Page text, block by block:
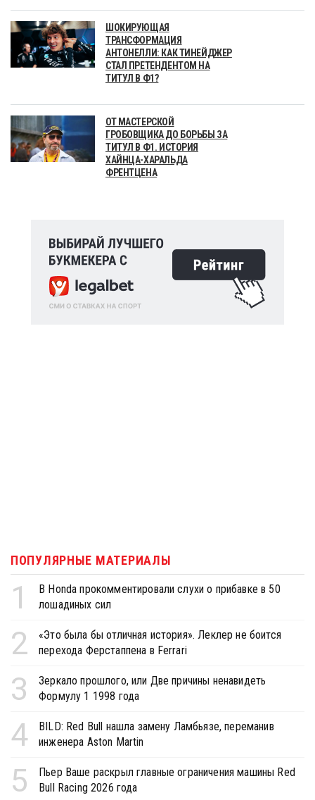
ШОКИРУЮЩАЯ
ТРАНСФОРМАЦИЯ
АНТОНЕЛЛИ: КАК ТИНЕЙДЖЕР
СТАЛ ПРЕТЕНДЕНТОМ НА
ТИТУЛ В Ф1?
ОТ МАСТЕРСКОЙ
ГРОБОВЩИКА ДО БОРЬБЫ ЗА
ТИТУЛ В Ф1. ИСТОРИЯ
ХАЙНЦА-ХАРАЛЬДА
ФРЕНТЦЕНА
ПОПУЛЯРНЫЕ МАТЕРИАЛЫ
1
В Honda прокомментировали слухи о прибавке в 50
лошадиных сил
2
«Это была бы отличная история». Леклер не боится
перехода Ферстаппена в Ferrari
3
Зеркало прошлого, или Две причины ненавидеть
Формулу 1 1998 года
4
BILD: Red Bull нашла замену Ламбьязе, переманив
инженера Aston Martin
5
Пьер Ваше раскрыл главные ограничения машины Red
Bull Racing 2026 года